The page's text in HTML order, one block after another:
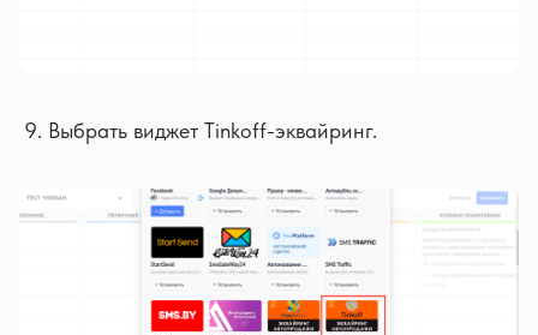
Выбрать виджет Tinkoff-эквайринг.